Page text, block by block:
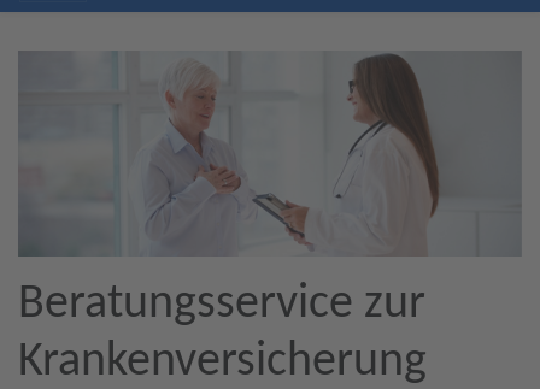
Beratungsservice zur
Krankenversicherung